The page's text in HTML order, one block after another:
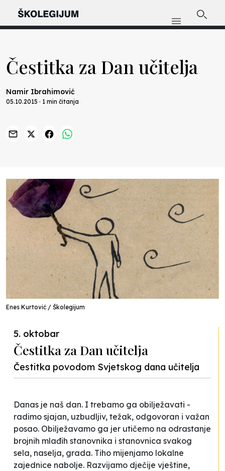
Čestitka za Dan učitelja
Namir Ibrahimović
05.10.2015 · 1 min čitanja
Enes Kurtović / Školegijum
5. oktobar
Čestitka za Dan učitelja
Čestitka povodom Svjetskog dana učitelja
Danas je naš dan. I trebamo ga obilježavati -
radimo sjajan, uzbudljiv, težak, odgovoran i važan
posao. Obilježavamo ga jer utičemo na odrastanje
brojnih mlađih stanovnika i stanovnica svakog
sela, naselja, grada. Tiho mijenjamo lokalne
zajednice nabolje. Razvijamo dječije vještine,